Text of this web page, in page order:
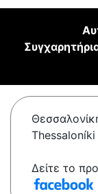
Thessaloníki
Δείτε το